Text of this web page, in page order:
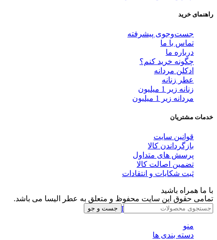
راهنمای خرید
جست‌وجوی پیشرفته
تماس با ما
درباره ما
چگونه خرید کنم؟
ادکلن مردانه
عطر زنانه
زنانه زیر 1 میلیون
مردانه زیر 1 میلیون
خدمات مشتریان
قوانین سایت
بازگرداندن کالا
پرسش های متداول
تضمین اصالت کالا
ثبت شکایات و انتقادات
با ما همراه باشید
Telegram Whatsapp Instagram
تمامی حقوق این سایت محفوظ و متعلق به عطر الیسا می باشد.
جست و جو
منو
دسته بندی ها